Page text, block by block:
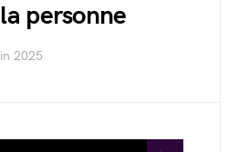
personne
2025